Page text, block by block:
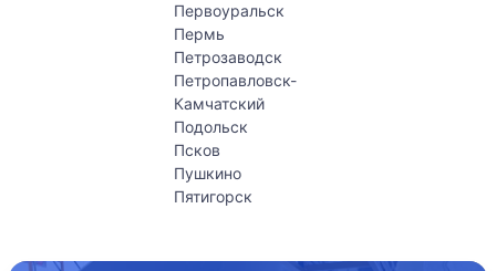
Первоуральск
Пермь
Петрозаводск
Петропавловск-
Камчатский
Подольск
Псков
Пушкино
Пятигорск